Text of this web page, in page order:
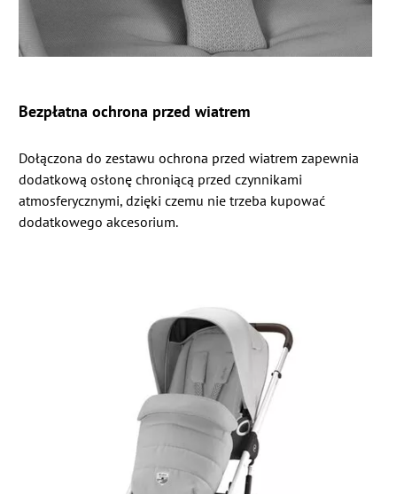
Bezpłatna ochrona przed wiatrem
Dołączona do zestawu ochrona przed wiatrem zapewnia
dodatkową osłonę chroniącą przed czynnikami
atmosferycznymi, dzięki czemu nie trzeba kupować
dodatkowego akcesorium.